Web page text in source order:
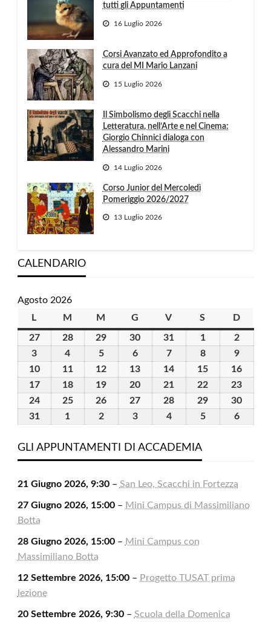
tutti gli Appuntamenti
16 Luglio 2026
Corsi Avanzato ed Approfondito a
cura del MI Mario Lanzani
15 Luglio 2026
Il Simbolismo degli Scacchi nella
Letteratura, nell’Arte e nel Cinema:
Giorgio Chinnici dialoga con
Alessandro Marini
14 Luglio 2026
Corso Junior del Mercoledì
Pomeriggio 2026/2027
13 Luglio 2026
CALENDARIO
Agosto 2026
L
M martedì
M mercoledì
G giovedìV venerdì
S sabatoD
2727
Luglio
2026
2828
29 30 31 11
Agosto
2026
22
Agosto
2026
3
Agosto
2026
4
Agosto
2026
55
Agosto
2026
66
Agosto
2026
77
Agosto
2026
88
Agosto
2026
99
Agosto
2026
1010
Agosto
2026
1111
Agosto
2026
12
Agosto
13
Agosto
14
Agosto
15
Agosto
16
1717
Agosto
1818
Agosto
19
Agosto
20
Agosto
21
Agosto
22
Agosto
23
2424
Agosto
2525
Agosto
26
Agosto
27
Agosto
28
Agosto
29
Agosto
30
3131
2026
1
2026
22
2026
33
2026
44
2026
55
66
GLI APPUNTAMENTI DI ACCADEMIA
21 Giugno 2026, 9:30– San Leo, Scacchi in Fortezza
27 Giugno 2026, 15:00– Mini Campus di Massimiliano
Botta
28 Giugno 2026, 15:00– Mini Campus con
Massimiliano Botta
12 Settembre 2026, 15:00– Progetto TUSAT prima
lezione
20 Settembre 2026, 9:30– Scuola della Domenica